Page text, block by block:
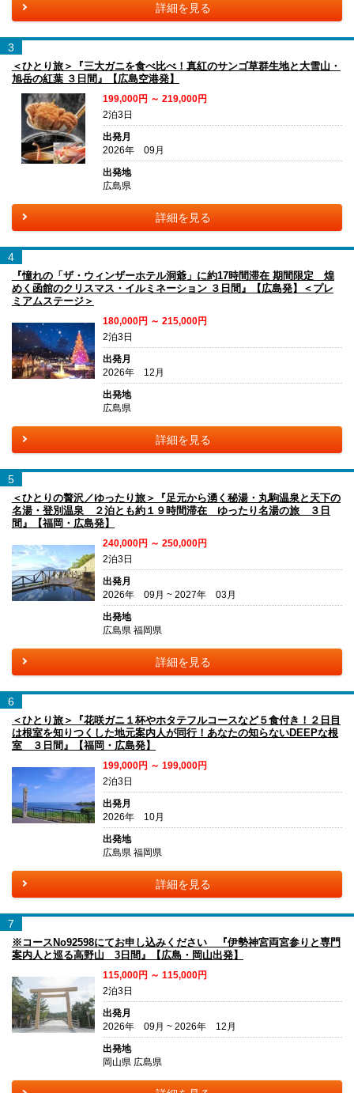
詳細を見る
3
＜ひとり旅＞『三大ガニを食べ比べ！真紅のサンゴ草群生地と大雪山・
旭岳の紅葉 ３日間』【広島空港発】
199,000円 ～ 219,000円
2泊3日
出発月
2026年 09月
出発地
広島県
詳細を見る
4
『憧れの「ザ・ウィンザーホテル洞爺」に約17時間滞在 期間限定 煌
めく函館のクリスマス・イルミネーション ３日間』【広島発】＜プレ
ミアムステージ＞
180,000円 ～ 215,000円
2泊3日
出発月
2026年 12月
出発地
広島県
詳細を見る
5
＜ひとりの贅沢／ゆったり旅＞『足元から湧く秘湯・丸駒温泉と天下の
名湯・登別温泉 ２泊とも約１９時間滞在 ゆったり名湯の旅 ３日
間』【福岡・広島発】
240,000円 ～ 250,000円
2泊3日
出発月
2026年 09月 ~ 2027年 03月
出発地
広島県 福岡県
詳細を見る
6
＜ひとり旅＞『花咲ガニ１杯やホタテフルコースなど５食付き！２日目
は根室を知りつくした地元案内人が同行！あなたの知らないDEEPな根
室 ３日間』【福岡・広島発】
199,000円 ～ 199,000円
2泊3日
出発月
2026年 10月
出発地
広島県 福岡県
詳細を見る
7
※コースNo92598にてお申し込みください 『伊勢神宮両宮参りと専門
案内人と巡る高野山 3日間』【広島・岡山出発】
115,000円 ～ 115,000円
2泊3日
出発月
2026年 09月 ~ 2026年 12月
出発地
岡山県 広島県